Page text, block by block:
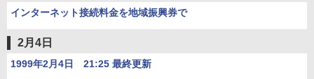
インターネット接続料金を地域振興券で
2月4日
1999年2月4日 21:25 最終更新